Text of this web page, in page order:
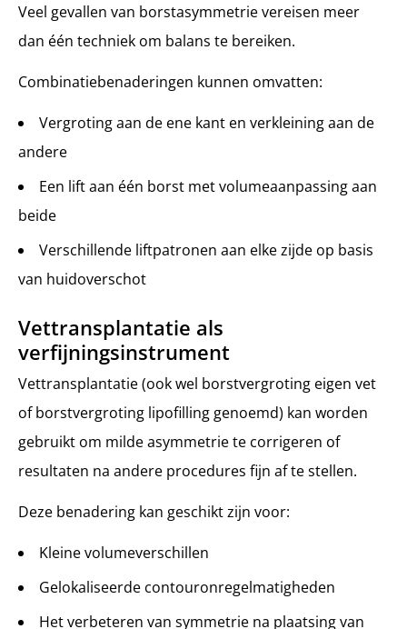
Veel gevallen van borstasymmetrie vereisen meer
dan één techniek om balans te bereiken.
Combinatiebenaderingen kunnen omvatten:
Vergroting aan de ene kant en verkleining aan de
andere
Een lift aan één borst met volumeaanpassing aan
beide
Verschillende liftpatronen aan elke zijde op basis
van huidoverschot
Vettransplantatie als
verfijningsinstrument
Vettransplantatie (ook wel borstvergroting eigen vet
of borstvergroting lipofilling genoemd) kan worden
gebruikt om milde asymmetrie te corrigeren of
resultaten na andere procedures fijn af te stellen.
Deze benadering kan geschikt zijn voor:
Kleine volumeverschillen
Gelokaliseerde contouronregelmatigheden
Het verbeteren van symmetrie na plaatsing van